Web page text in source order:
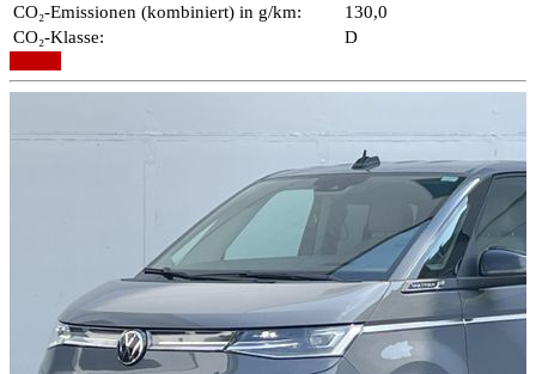
CO₂-Emissionen (kombiniert) in g/km:
130,0
CO₂-Klasse:
D